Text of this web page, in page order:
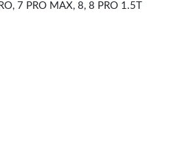
7 PRO MAX, 8, 8 PRO 1.5T